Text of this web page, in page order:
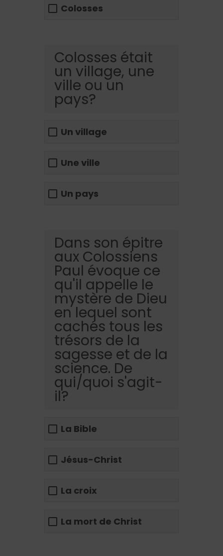
Colosses
Colosses était
un village, une
ville ou un
pays?
Un village
Une ville
Un pays
Dans son épitre
aux Colossiens
Paul évoque ce
qu'il appelle le
mystère de Dieu
en lequel sont
cachés tous les
trésors de la
sagesse et de la
science. De
qui/quoi s'agit-
il?
La Bible
Jésus-Christ
La croix
La mort de Christ